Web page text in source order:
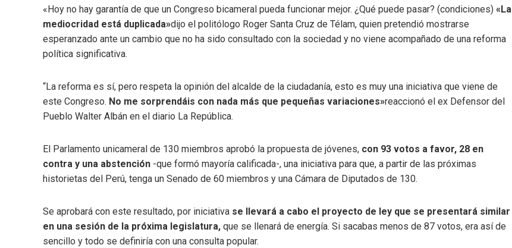
«Hoy no hay garantía de que un Congreso bicameral pueda funcionar mejor. ¿Qué puede pasar? (condiciones) «La
mediocridad está duplicada»dijo el politólogo Roger Santa Cruz de Télam, quien pretendió mostrarse
esperanzado ante un cambio que no ha sido consultado con la sociedad y no viene acompañado de una reforma
política significativa.
“La reforma es sí, pero respeta la opinión del alcalde de la ciudadanía, esto es muy una iniciativa que viene de
este Congreso. No me sorprendáis con nada más que pequeñas variaciones»reaccionó el ex Defensor del
Pueblo Walter Albán en el diario La República.
El Parlamento unicameral de 130 miembros aprobó la propuesta de jóvenes, con 93 votos a favor, 28 en
contra y una abstención -que formó mayoría calificada-, una iniciativa para que, a partir de las próximas
historietas del Perú, tenga un Senado de 60 miembros y una Cámara de Diputados de 130.
Se aprobará con este resultado, por iniciativa se llevará a cabo el proyecto de ley que se presentará similar
en una sesión de la próxima legislatura, que se llenará de energía. Si sacabas menos de 87 votos, era así de
sencillo y todo se definiría con una consulta popular.